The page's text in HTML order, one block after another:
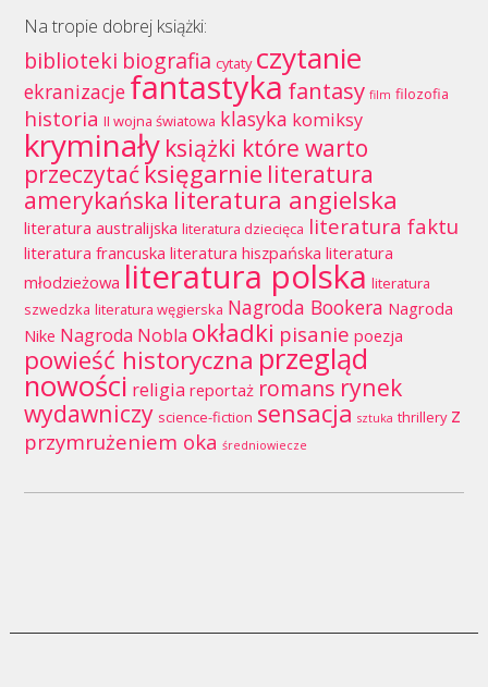
Na tropie dobrej książki:
biblioteki biografia cytaty czytanie
ekranizacje fantastykafantasy film filozofia
historia II wojna światowa klasyka komiksy
kryminały książki które warto
przeczytaćksięgarnie literatura
amerykańska literatura angielska
literatura australijska literatura dziecięca literatura faktu
literatura francuska literatura hiszpańska literatura
młodzieżowa literatura polska literatura
szwedzka literatura węgierska Nagroda Bookera Nagroda
Nike Nagroda Nobla okładki pisanie poezja
powieść historyczna przegląd
nowości religia reportaż romans rynek
wydawniczy science-fiction sensacja sztuka thrillery z
przymrużeniem oka średniowiecze